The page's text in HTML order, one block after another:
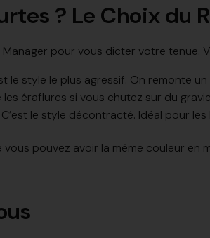
? Le Choix du
pour vous dicter votre tenue.
le style le plus agressif. On remonte
éraflures si vous chutez sur du
C’est le style décontracté. Idéal pour
vous pouvez avoir la même couleur